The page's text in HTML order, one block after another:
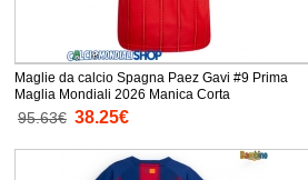
Maglie da calcio Spagna Paez Gavi #9 Prima
Maglia Mondiali 2026 Manica Corta
95.63€ 38.25€